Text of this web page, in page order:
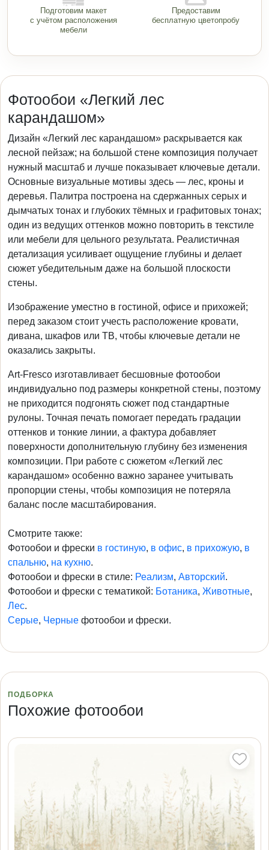
Подготовим макет
с учётом расположения
мебели
Предоставим
бесплатную цветопробу
Фотообои «Легкий лес
карандашом»
Дизайн «Легкий лес карандашом» раскрывается как
лесной пейзаж; на большой стене композиция получает
нужный масштаб и лучше показывает ключевые детали.
Основные визуальные мотивы здесь — лес, кроны и
деревья. Палитра построена на сдержанных серых и
дымчатых тонах и глубоких тёмных и графитовых тонах;
один из ведущих оттенков можно повторить в текстиле
или мебели для цельного результата. Реалистичная
детализация усиливает ощущение глубины и делает
сюжет убедительным даже на большой плоскости
стены.
Изображение уместно в гостиной, офисе и прихожей;
перед заказом стоит учесть расположение кровати,
дивана, шкафов или ТВ, чтобы ключевые детали не
оказались закрыты.
Art-Fresco изготавливает бесшовные фотообои
индивидуально под размеры конкретной стены, поэтому
не приходится подгонять сюжет под стандартные
рулоны. Точная печать помогает передать градации
оттенков и тонкие линии, а фактура добавляет
поверхности дополнительную глубину без изменения
композиции. При работе с сюжетом «Легкий лес
карандашом» особенно важно заранее учитывать
пропорции стены, чтобы композиция не потеряла
баланс после масштабирования.
Смотрите также:
Фотообои и фрески в гостиную, в офис, в прихожую, в
спальню, на кухню.
Фотообои и фрески в стиле: Реализм, Авторский.
Фотообои и фрески с тематикой: Ботаника, Животные,
Лес.
Серые, Черные фотообои и фрески.
ПОДБОРКА
Похожие фотообои